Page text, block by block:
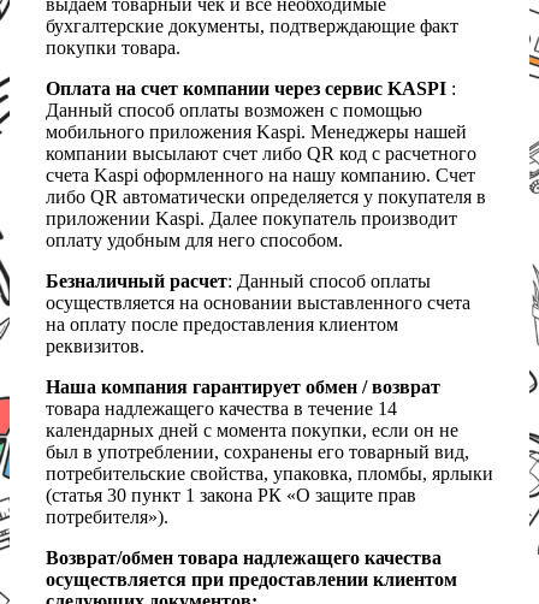
выдаем товарный чек и все необходимые
бухгалтерские документы, подтверждающие факт
покупки товара.
Оплата на счет компании через сервис KASPI :
Данный способ оплаты возможен с помощью
мобильного приложения Kaspi. Менеджеры нашей
компании высылают счет либо QR код с расчетного
счета Kaspi оформленного на нашу компанию. Счет
либо QR автоматически определяется у покупателя в
приложении Kaspi. Далее покупатель производит
оплату удобным для него способом.
Безналичный расчет: Данный способ оплаты
осуществляется на основании выставленного счета
на оплату после предоставления клиентом
реквизитов.
Наша компания гарантирует обмен / возврат
товара надлежащего качества в течение 14
календарных дней с момента покупки, если он не
был в употреблении, сохранены его товарный вид,
потребительские свойства, упаковка, пломбы, ярлыки
(статья 30 пункт 1 закона РК «О защите прав
потребителя»).
Возврат/обмен товара надлежащего качества
осуществляется при предоставлении клиентом